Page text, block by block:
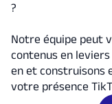
?
Notre équipe peut
contenus en
en et construisons
votre présence